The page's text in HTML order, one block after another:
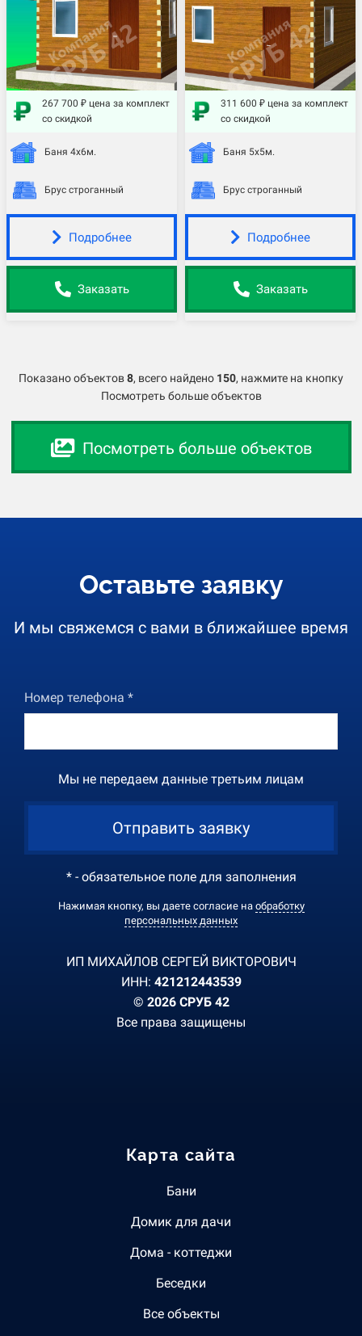
267 700 ₽ цена за комплект
со скидкой
Баня 4х6м.
Брус строганный
Подробнее
Заказать
311 600 ₽ цена за комплект
со скидкой
Баня 5х5м.
Брус строганный
Подробнее
Заказать
Показано объектов8, всего найдено 150, нажмите на кнопку
Посмотреть больше объектов
Посмотреть больше объектов
Оставьте заявку
И мы свяжемся с вами в ближайшее время
Номер телефона *
Мы не передаем данные третьим лицам
Отправить заявку
* - обязательное поле для заполнения
Нажимая кнопку, вы даете согласие на обработку
персональных данных
ИП МИХАЙЛОВ СЕРГЕЙ ВИКТОРОВИЧ
ИНН: 421212443539
© 2026 СРУБ 42
Все права защищены
Карта сайта
Бани
Домик для дачи
Дома - коттеджи
Беседки
Все объекты